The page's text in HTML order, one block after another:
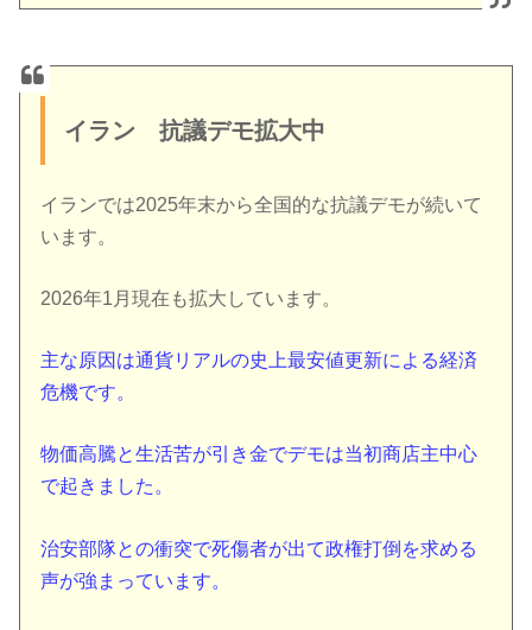
イラン 抗議デモ拡大中
イランでは2025年末から全国的な抗議デモが続いて
います。
2026年1月現在も拡大しています。
主な原因は通貨リアルの史上最安値更新による経済
危機です。
物価高騰と生活苦が引き金でデモは当初商店主中心
で起きました。
治安部隊との衝突で死傷者が出て政権打倒を求める
声が強まっています。